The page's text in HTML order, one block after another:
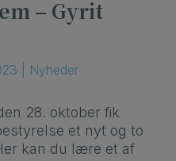
– Gyrit
Nyheder
28. oktober fik
et nyt og to
kan du lære et af